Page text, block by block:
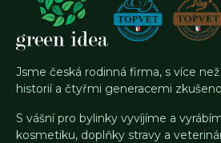
Jsme česká rodinná firma, s více
historií a čtyřmi generacemi
S vášní pro bylinky vyvíjíme a
kosmetiku, doplňky stravy a